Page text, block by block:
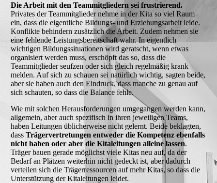
Die Arbeit mit den Teammitgliedern sei frustrierend.
Privates der Teammitglieder nehme in der Kita so viel Raum
ein, dass die eigentliche Bildungs- und Erziehungsarbeit leide.
Konflikte behindern zusätzlich die Arbeit. Zudem nehmen sie
eine fehlende Leistungsbereitschaft wahr. In eigentlich
wichtigen Bildungssituationen wird geratscht, wenn etwas
organisiert werden muss, erschöpft das so, dass die
Teammitglieder seufzen oder sich gleich regelmäßig krank
melden. Auf sich zu schauen sei natürlich wichtig, sagten beide,
aber sie haben auch den Eindruck, dass manche zu genau auf
sich schauten, so dass die Balance fehle.
Wie mit solchen Herausforderungen umgegangen werden kann,
allgemein, aber auch spezifisch in ihren jeweiligen Teams,
haben Leitungen üblicherweise nicht gelernt. Beide beklagten,
dassTrägervertretungen entweder die Kompetenz ebenfalls
nicht haben oder aber die Kitaleitungen alleine lassen.
Träger bauen gerade möglichst viele Kitas neu auf, da der
Bedarf an Plätzen weiterhin nicht gedeckt ist, aber dadurch
verteilen sich die Trägerressourcen auf mehr Kitas, so dass die
Unterstützung der Kitaleitungen leidet.